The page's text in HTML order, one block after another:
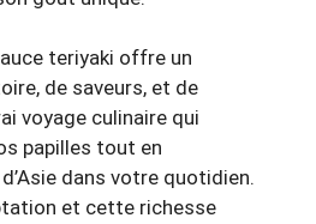
teriyaki offre un
de saveurs, et de
voyage culinaire qui
papilles tout en
dans votre quotidien.
et cette richesse